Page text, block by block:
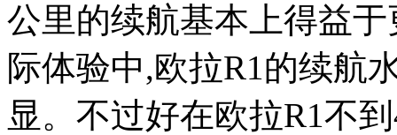
公里的续航基本上得益
际体验中,欧拉R1的续航
显。不过好在欧拉R1不